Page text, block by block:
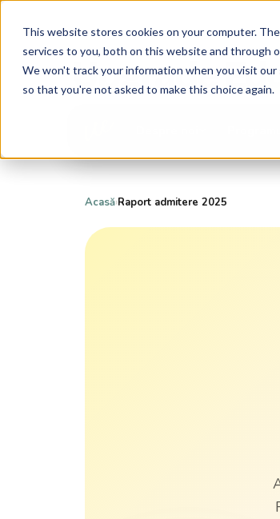
This website stores cookies on your computer.
services to you, both on this website and through
We won't track your information when you visit
so that you're not asked to make this choice again.
Upgrade
Acasă›Raport admitere 2025